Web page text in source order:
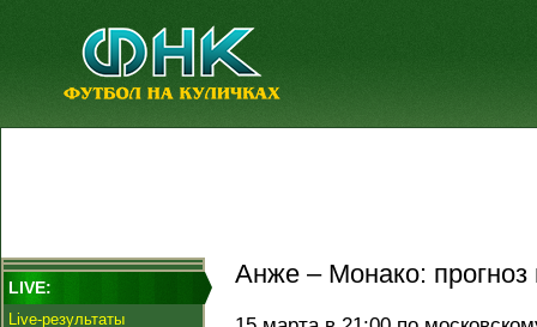
LIVE:
Live-результаты
Анже – Монако: прогноз